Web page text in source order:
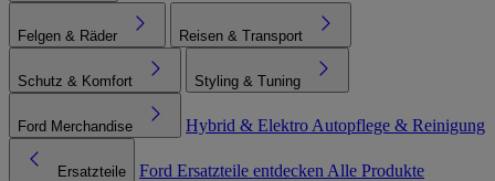
Felgen & Räder Reisen & Transport
Schutz & Komfort Styling & Tuning
Ford Merchandise Hybrid & Elektro Autopflege & Reinigung
Ersatzteile Ford Ersatzteile entdecken Alle Produkte